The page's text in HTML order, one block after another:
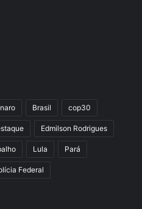
Brasil cop30
Edmilson Rodrigues
Lula Pará
Federal